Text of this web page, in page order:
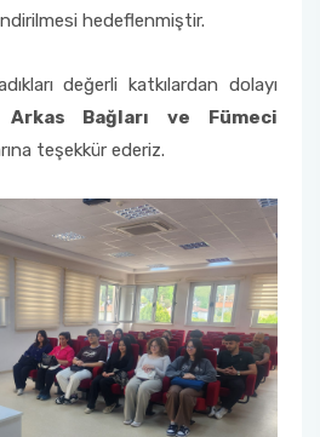
hedeflenmiştir.
değerli katkılardan dolayı
Arkas Bağları ve Fümeci
teşekkür ederiz.